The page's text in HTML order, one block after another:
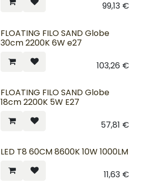
99,13€
FLOATING FILO SAND Globe
30cm 2200K 6W e27
103,26 €
FLOATING FILO SAND Globe
18cm 2200K 5W E27
57,81 €
LED T8 60CM 8600K 10W 1000LM
11,63€